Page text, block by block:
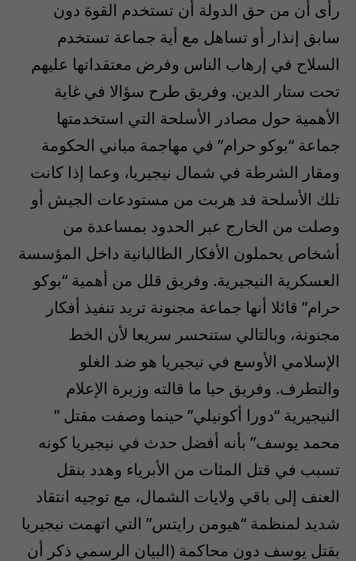
رأى أن من حق الدولة أن تستخدم القوة دون
سابق إنذار أو تساهل مع أية جماعة تستخدم
السلاح في إرهاب الناس وفرض معتقداتها عليهم
تحت ستار الدين. وفريق طرح سؤالا في غاية
الأهمية حول مصادر الأسلحة التي استخدمتها
جماعة “بوكو حرام” في مهاجمة مباني الحكومة
ومقار الشرطة في شمال نيجيريا، وعما إذا كانت
تلك الأسلحة قد هربت من مستودعات الجيش أو
وصلت من الخارج عبر الحدود بمساعدة من
أشخاص يحملون الأفكار الطالبانية داخل المؤسسة
العسكرية النيجيرية. وفريق قلل من أهمية “بوكو
حرام” قائلا أنها جماعة مجنونة تريد تنفيذ أفكار
مجنونة، وبالتالي ستنحسر سريعا لأن الخط
الإسلامي الأوسع في نيجيريا هو ضد الغلو
والتطرف. وفريق حيا ما قالته وزيرة الإعلام
النيجيرية “دورا أكونيلي” حينما وصفت مقتل ”
محمد يوسف” بأنه أفضل حدث في نيجيريا كونه
تسبب في قتل المئات من الأبرياء وهدد بنقل
العنف إلى باقي ولايات الشمال، مع توجيه انتقاد
شديد لمنظمة “هيومن رايتس” التي اتهمت نيجيريا
بقتل يوسف دون محاكمة (البيان الرسمي ذكر أن